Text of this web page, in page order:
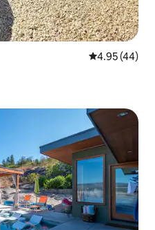
從 44 則評價
4.95 (44)